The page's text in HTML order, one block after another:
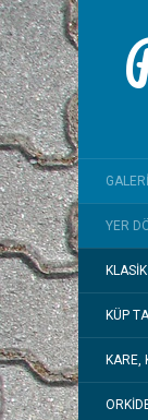
GALERI
YER
KÜP
KARE,